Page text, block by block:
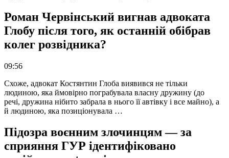
Роман Червінський вигнав адвоката
Глобу після того, як останній обібрав
колег розвідника?
09:56
Схоже, адвокат Костянтин Глоба виявився не тільки
людиною, яка ймовірно пограбувала власну дружину (до
речі, дружина нібито забрала в нього її автівку і все майно), а
й людиною, яка позиціонувала …
Підозра воєнним злочинцям — за
сприяння ГУР ідентифіковано